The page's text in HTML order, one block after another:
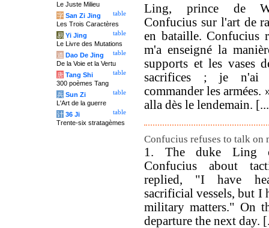
Ling, prince de
Confucius sur l'art de
en bataille. Confucius
m'a enseigné la
supports et les vases
sacrifices ; je n'ai
commander les armées.
alla dès le lendemain.
Confucius refuses to talk
1. The duke Ling
Confucius about
replied, "I have
sacrificial vessels, but I
military matters." On
departure the next day.
Le Juste Milieu
table
字 San Zi Jing
Les Trois Caractères
table
易 Yi Jing
Le Livre des Mutations
table
道 Dao De Jing
De la Voie et la Vertu
table
唐 Tang Shi
300 poèmes Tang
table
兵 Sun Zi
L'Art de la guerre
table
计 36 Ji
Trente-six stratagèmes